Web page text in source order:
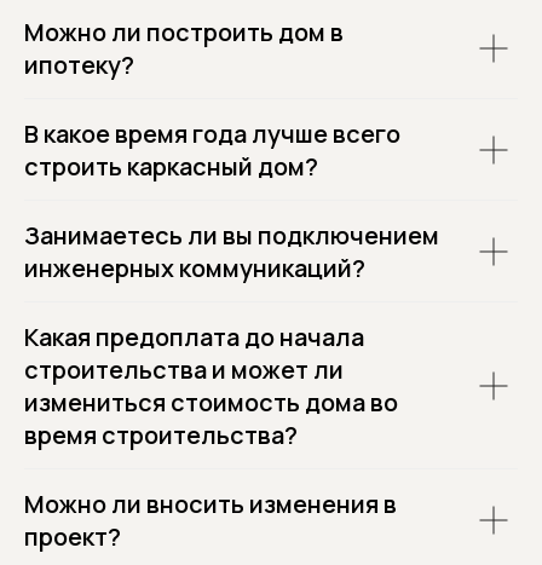
Можно ли построить дом в
ипотеку?
В какое время года лучше всего
строить каркасный дом?
Занимаетесь ли вы подключением
инженерных коммуникаций?
Какая предоплата до начала
строительства и может ли
измениться стоимость дома во
время строительства?
Можно ли вносить изменения в
проект?